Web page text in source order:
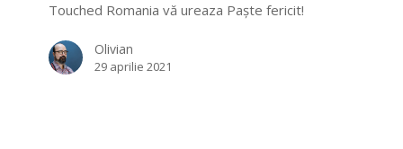
Touched Romania vă ureaza Paște fericit!
Olivian
29 aprilie 2021